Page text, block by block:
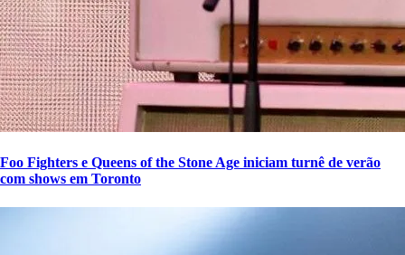
Foo Fighters e Queens of the Stone Age iniciam turnê de verão
com shows em Toronto